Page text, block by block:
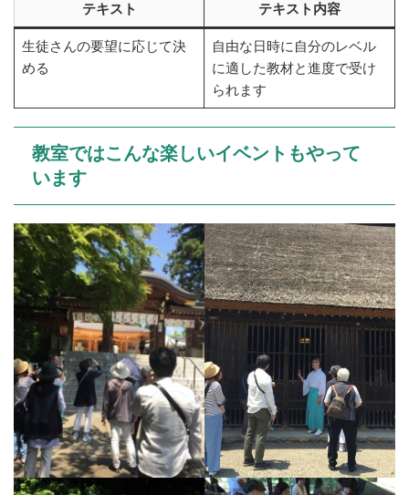
テキスト テキスト内容
生徒さんの要望に応じて決
める
自由な日時に自分のレベル
に適した教材と進度で受け
られます
教室ではこんな楽しいイベントもやって
います